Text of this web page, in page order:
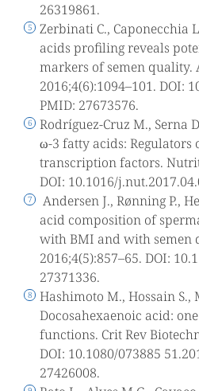
26319861.
Zerbinati C., Caponecchia
acids profiling reveals
markers of semen quality.
2016;4(6):1094–101. DOI:
PMID: 27673576.
Rodríguez-Cruz M., Serna
ω-3 fatty acids: Regulators
transcription factors.
DOI: 10.1016/
Andersen J., Rønning P.,
acid composition of
with BMI and with semen
2016;4(5):857–65. DOI:
27371336.
Hashimoto M., Hossain S.,
Docosahexaenoic acid:
functions. Crit Rev
DOI: 10.1080/073885
27426008.